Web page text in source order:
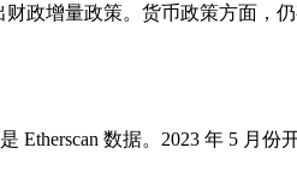
政增量政策。货币政策方面，
Etherscan 数据。2023 年 5 月